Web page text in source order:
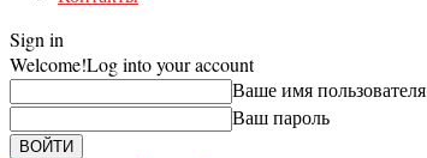
Sign in
Welcome!Log into your account
Ваше имя пользователя
Ваш пароль